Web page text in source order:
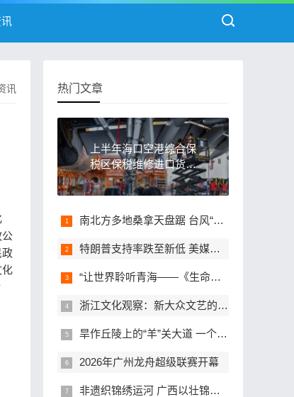
讯
公
政
化
热门文章
上半年海口空港综合保
税区保税维修进口货值
同比增长逾三成
南北方多地桑拿天盘踞 台风“白海豚”再度完成眼壁置换蓄力增强
特朗普支持率跌至新低 美媒：经济问题和伊朗战事为主因
“让世界聆听青海——《生命树》”情景交响音乐会在青海德令哈首演
浙江文化观察：新大众文艺的星火，何以燎原？
旱作丘陵上的“羊”关大道 一个北方乡村的养殖业现代化解码
2026年广州龙舟超级联赛开幕
非遗织锦绣运河 广西以壮锦长卷定格平陆运河世纪荣光